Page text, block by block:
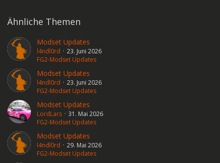
Ähnliche Themen
Modset Updates
l4ndl0rd
23. Juni 2026
FG2-Modset Updates
Modset Updates
l4ndl0rd
23. Juni 2026
FG2-Modset Updates
Modset Updates
LordLars
31. Mai 2026
FG2-Modset Updates
Modset Updates
l4ndl0rd
29. Mai 2026
FG2-Modset Updates